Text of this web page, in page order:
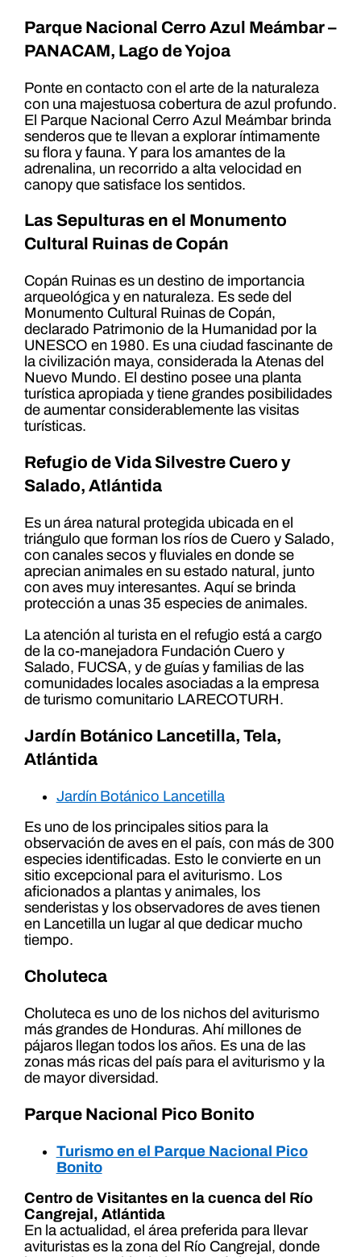
Parque Nacional Cerro Azul Meámbar –
PANACAM, Lago de Yojoa
Ponte en contacto con el arte de la naturaleza
con una majestuosa cobertura de azul profundo.
El Parque Nacional Cerro Azul Meámbar brinda
senderos que te llevan a explorar íntimamente
su flora y fauna. Y para los amantes de la
adrenalina, un recorrido a alta velocidad en
canopy que satisface los sentidos.
Las Sepulturas en el Monumento
Cultural Ruinas de Copán
Copán Ruinas es un destino de importancia
arqueológica y en naturaleza. Es sede del
Monumento Cultural Ruinas de Copán,
declarado Patrimonio de la Humanidad por la
UNESCO en 1980. Es una ciudad fascinante de
la civilización maya, considerada la Atenas del
Nuevo Mundo. El destino posee una planta
turística apropiada y tiene grandes posibilidades
de aumentar considerablemente las visitas
turísticas.
Refugio de Vida Silvestre Cuero y
Salado, Atlántida
Es un área natural protegida ubicada en el
triángulo que forman los ríos de Cuero y Salado,
con canales secos y fluviales en donde se
aprecian animales en su estado natural, junto
con aves muy interesantes. Aquí se brinda
protección a unas 35 especies de animales.
La atención al turista en el refugio está a cargo
de la co-manejadora Fundación Cuero y
Salado, FUCSA, y de guías y familias de las
comunidades locales asociadas a la empresa
de turismo comunitario LARECOTURH.
Jardín Botánico Lancetilla, Tela,
Atlántida
Jardín Botánico Lancetilla
Es uno de los principales sitios para la
observación de aves en el país, con más de 300
especies identificadas. Esto le convierte en un
sitio excepcional para el aviturismo. Los
aficionados a plantas y animales, los
senderistas y los observadores de aves tienen
en Lancetilla un lugar al que dedicar mucho
tiempo.
Choluteca
Choluteca es uno de los nichos del aviturismo
más grandes de Honduras. Ahí millones de
pájaros llegan todos los años. Es una de las
zonas más ricas del país para el aviturismo y la
de mayor diversidad.
Parque Nacional Pico Bonito
Turismo en el Parque Nacional Pico
Bonito
Centro de Visitantes en la cuenca del Río
Cangrejal, Atlántida
En la actualidad, el área preferida para llevar
avituristas es la zona del Río Cangrejal, donde